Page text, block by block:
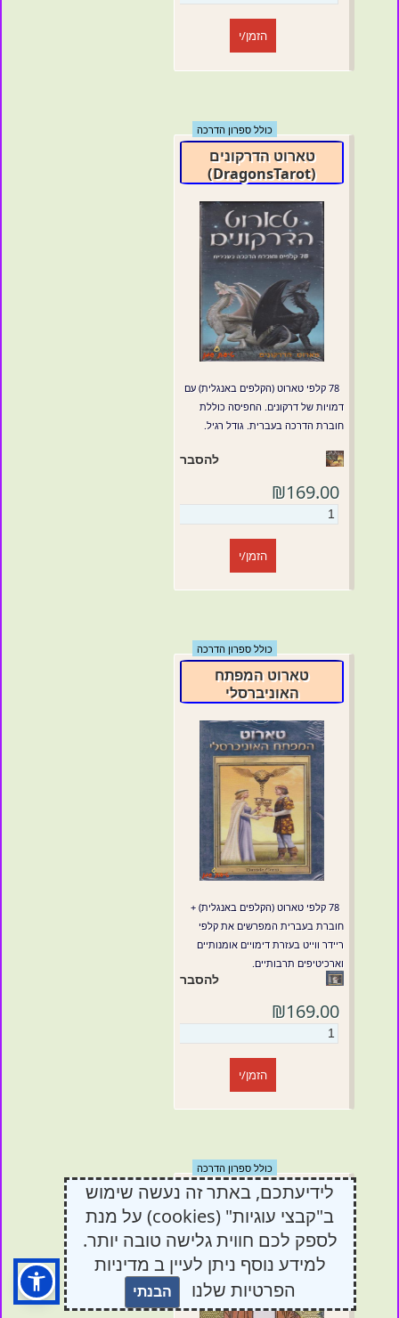
הזמן/י
כולל ספרון הדרכה
טארוט הדרקונים
(DragonsTarot)
78 קלפי טארוט (הקלפים באנגלית) עם
דמויות של דרקונים. החפיסה כוללת
חוברת הדרכה בעברית. גודל רגיל.
להסבר
₪169.00
הזמן/י
כולל ספרון הדרכה
טארוט המפתח
האוניברסלי
78 קלפי טארוט (הקלפים באנגלית) +
חוברת בעברית המפרשים את קלפי
ריידר ווייט בעזרת דימויים אומנותיים
וארכיטיפים תרבותיים.
להסבר
₪169.00
הזמן/י
כולל ספרון הדרכה
טארוט זהב אוניברסלי
(Gold Universal
Tarot)
לידיעתכם, באתר זה נעשה שימוש
ב"קבצי עוגיות" (cookies) על מנת
לספק לכם חווית גלישה טובה יותר.
למידע נוסף ניתן לעיין ב מדיניות
הפרטיות שלנו
הבנתי